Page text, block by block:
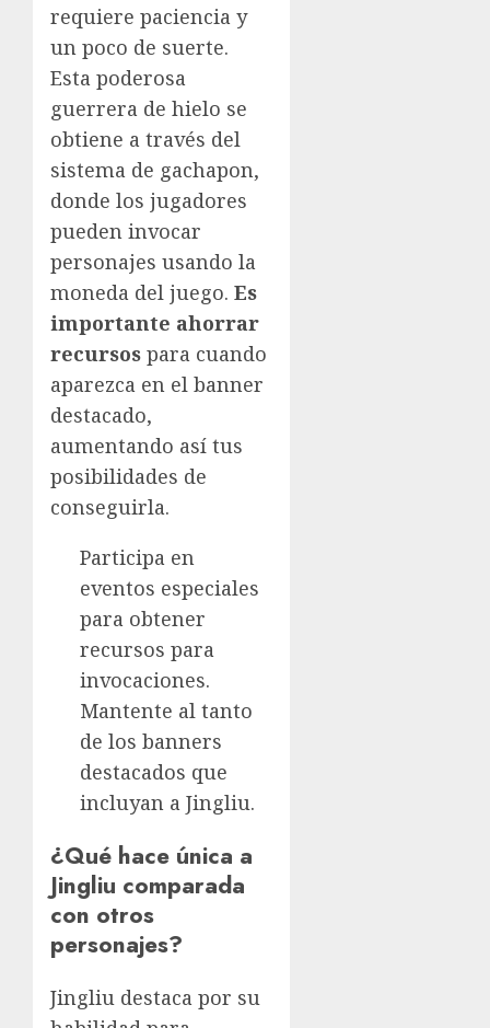
requiere paciencia y
un poco de suerte.
Esta poderosa
guerrera de hielo se
obtiene a través del
sistema de gachapon,
donde los jugadores
pueden invocar
personajes usando la
moneda del juego. Es
importante ahorrar
recursos para cuando
aparezca en el banner
destacado,
aumentando así tus
posibilidades de
conseguirla.
Participa en
eventos especiales
para obtener
recursos para
invocaciones.
Mantente al tanto
de los banners
destacados que
incluyan a Jingliu.
¿Qué hace única a
Jingliu comparada
con otros
personajes?
Jingliu destaca por su